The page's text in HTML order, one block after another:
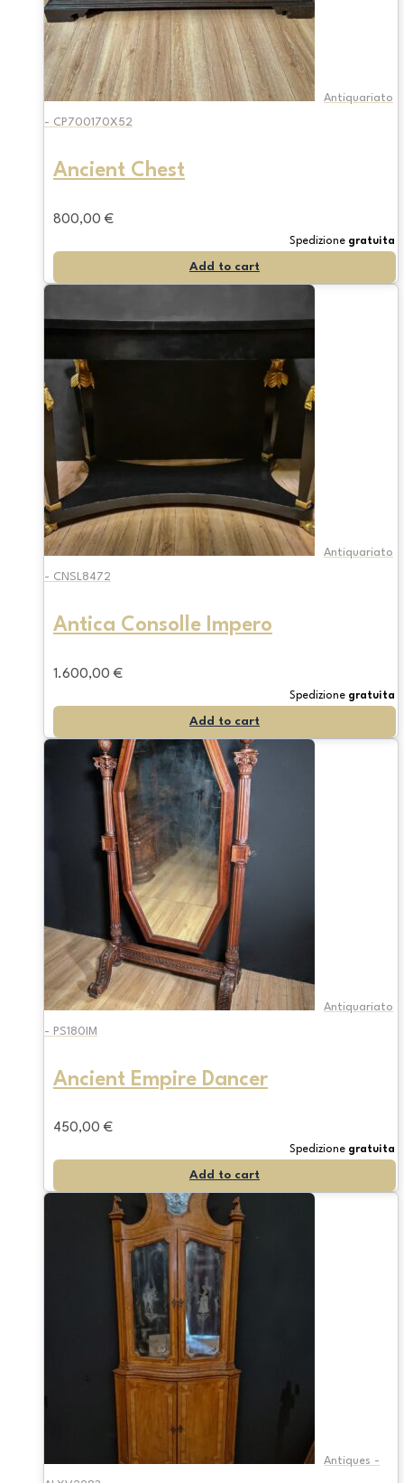
Antiquariato
- CP700170X52
Ancient Chest
800,00 €
Spedizione gratuita
Add to cart
Antiquariato
- CNSL8472
Antica Consolle Impero
1.600,00 €
Spedizione gratuita
Add to cart
Antiquariato
- PS180IM
Ancient Empire Dancer
450,00 €
Spedizione gratuita
Add to cart
Antiques -